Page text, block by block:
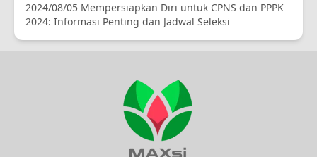
2024/08/05 Mempersiapkan Diri untuk CPNS dan PPPK
2024: Informasi Penting dan Jadwal Seleksi